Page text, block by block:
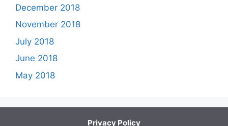
December 2018
November 2018
July 2018
June 2018
May 2018
Privacy Policy